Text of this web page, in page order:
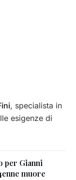
, specialista in
esigenze di
per Gianni
muore